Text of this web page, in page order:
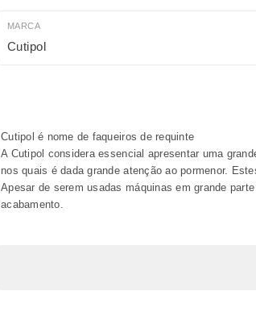
MARCA
Cutipol
Cutipol é nome de faqueiros de requinte
A Cutipol considera essencial apresentar uma
nos quais é dada grande atenção ao pormenor.
Apesar de serem usadas máquinas em grande
acabamento.